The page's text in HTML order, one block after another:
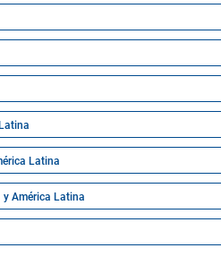
Latina
América Latina